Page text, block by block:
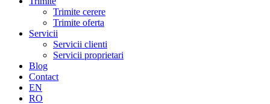
Trimite cerere
Trimite oferta
Servicii
Servicii clienti
Servicii proprietari
Blog
Contact
EN
RO